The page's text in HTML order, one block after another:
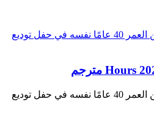
يجد مدير تنفيذي يبلغ من العمر 40 عامًا نفسه في حفل توديع
يجد مدير تنفيذي يبلغ من العمر 40 عامًا نفسه في حفل توديع